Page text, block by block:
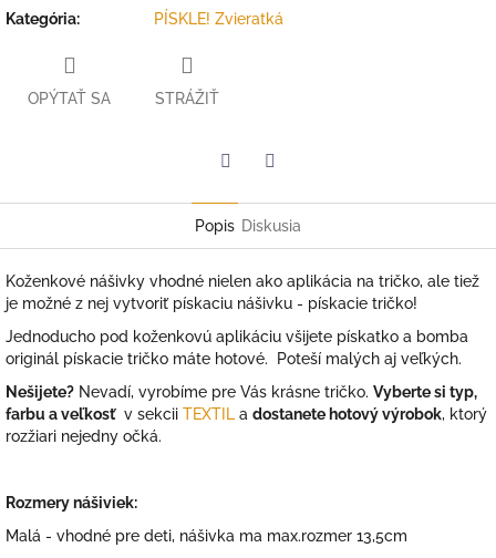
Kategória: PÍSKLE! Zvieratká
OPÝTAŤ SA STRÁŽIŤ
Popis Diskusia
Koženkové nášivky vhodné nielen ako aplikácia na tričko, ale tiež
je možné z nej vytvoriť pískaciu nášivku - pískacie tričko!
Jednoducho pod koženkovú aplikáciu všijete pískatko a bomba
originál pískacie tričko máte hotové. Poteší malých aj veľkých.
Nešijete? Nevadí, vyrobíme pre Vás krásne tričko. Vyberte si typ,
farbu a veľkosťv sekcii TEXTIL a dostanete hotový výrobok, ktorý
rozžiari nejedny očká.
Rozmery nášiviek:
Malá - vhodné pre deti, nášivka ma max.rozmer 13,5cm